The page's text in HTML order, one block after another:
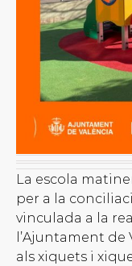
La escola
per a la
vinculada a la
l’Ajuntament
als xiquets i